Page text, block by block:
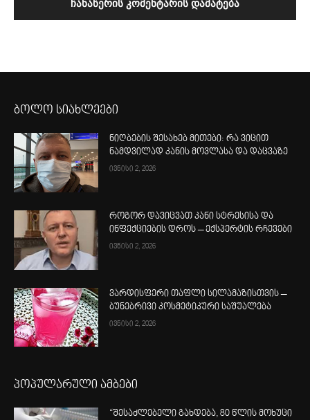
ბოლო სიახლეები
ნიღბების შესახებ მითები: რა ვიცით
ნამდვილად კანის მოვლასა და დაცვაზე
ივნისი 2, 2026
როგორ დავიცვათ კანი სტრესისა და
ინფექციების დროს – ექსპერტის რჩევები
ივნისი 2, 2026
ვარდისფერი თაფლი სილამაზისთვის –
ბუნებრივი კოსმეტიკური საშუალება
ივნისი 2, 2026
პოპულარული ამბები
“შესაძლებელი გახდება, 80 წლის მოხუცი